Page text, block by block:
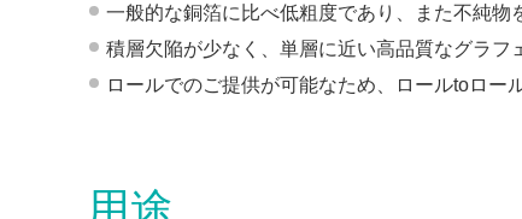
一般的な銅箔に比べ低粗度であり、また不純物
積層欠陥が少なく、単層に近い高品質なグラフ
ロールでのご提供が可能なため、ロールtoロー
用途